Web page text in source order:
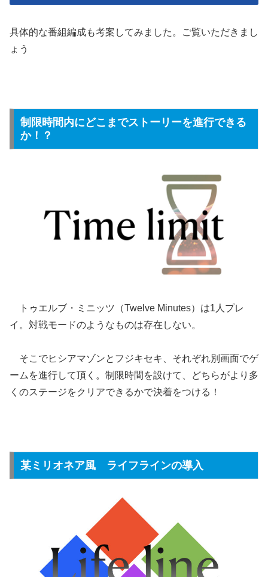
具体的な番組編成も考案してみました。ご覧いただきまし
ょう
制限時間内にどこまでストーリーを進行できる
か！？
トゥエルブ・ミニッツ（Twelve Minutes）は1人プレ
イ。対戦モードのようなものは存在しない。
そこでヒシアマゾンとフジキセキ、それぞれ別画面でゲ
ームを進行して頂く。制限時間を設けて、どちらがより多
くのステージをクリアできるかで決着をつける！
某ミリオネア風 ライフラインの導入